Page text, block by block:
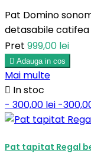
Pat Domino
detasabile
Pret 999,00 lei
 Adauga in cos
Mai multe
 In stoc
- 300,00 lei -
Pat tapitat Regal